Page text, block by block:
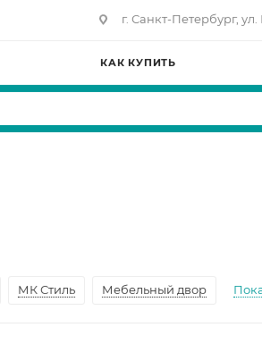
г. Санкт-Петербург,
КАК КУПИТЬ
МК Стиль Мебельный двор